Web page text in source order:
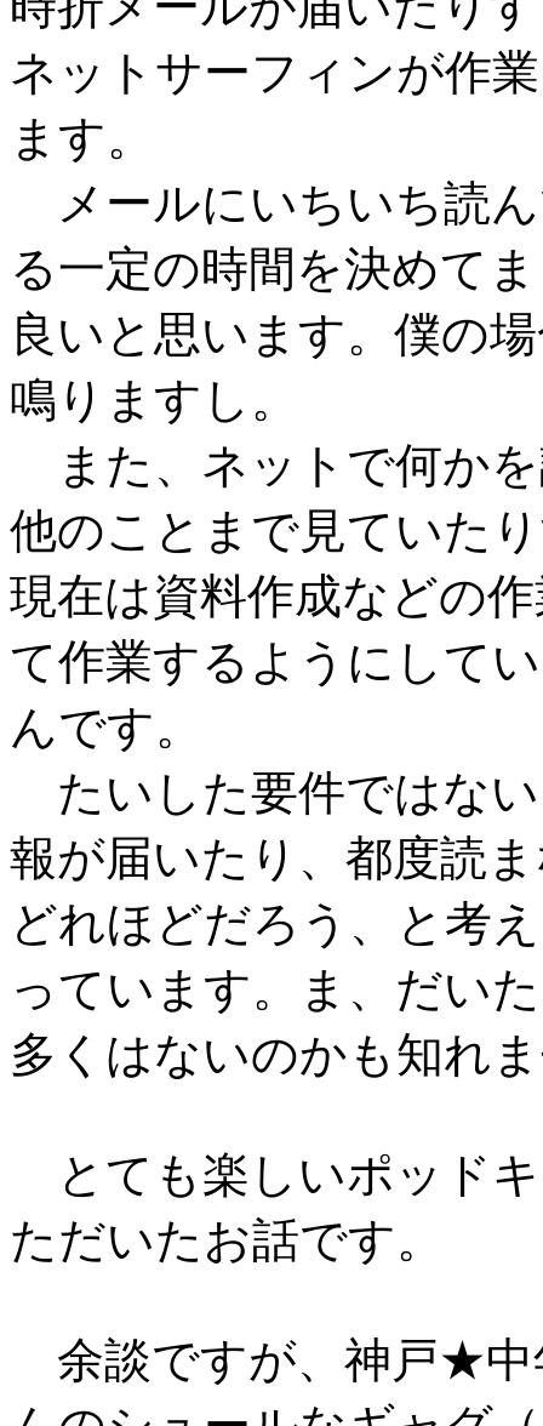
ネットサーフィンが作
ます。
メールにいちいち読
る一定の時間を決めて
良いと思います。僕の
鳴りますし。
また、ネットで何か
他のことまで見ていた
現在は資料作成などの
て作業するようにして
んです。
たいした要件ではな
報が届いたり、都度読
どれほどだろう、と考
っています。ま、だい
多くはないのかも知れ
とても楽しいポッド
ただいたお話です。
余談ですが、神戸★中